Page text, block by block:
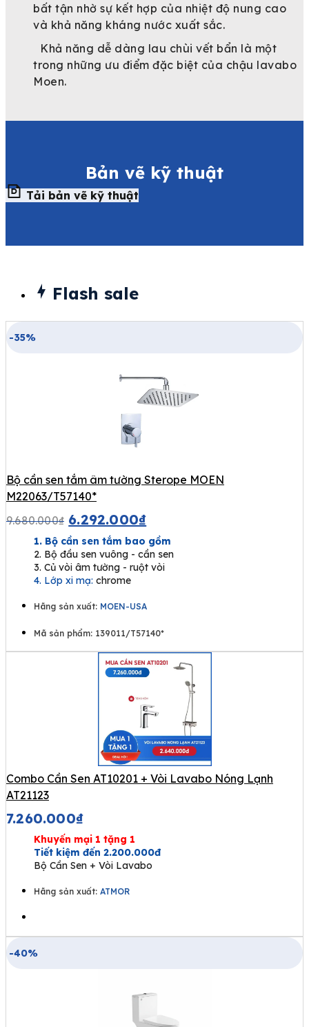
bất tận nhờ sự kết hợp của nhiệt độ nung cao
và khả năng kháng nước xuất sắc.
Khả năng dễ dàng lau chùi vết bẩn là một
trong những ưu điểm đặc biệt của chậu lavabo
Moen.
Bản vẽ kỹ thuật
Tải bản vẽ kỹ thuật
Flash sale
-35%
Bộ cần sen tắm âm tường Sterope MOEN
M22063/T57140*
9.680.000₫ 6.292.000₫
1. Bộ cần sen tắm bao gồm
2. Bộ đầu sen vuông - cần sen
3. Củ vòi âm tường - ruột vòi
4. Lớp xi mạ: chrome
Hãng sản xuất: MOEN-USA
Mã sản phẩm: 139011/T57140*
Combo Cần Sen AT10201 + Vòi Lavabo Nóng Lạnh
AT21123
7.260.000₫
Khuyến mại 1 tặng 1
Tiết kiệm đến 2.200.000đ
Bộ Cần Sen + Vòi Lavabo
Hãng sản xuất: ATMOR
-40%